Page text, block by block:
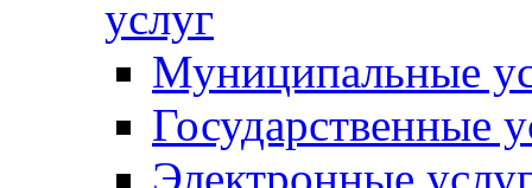
услуг
Муниципальные
Государственные